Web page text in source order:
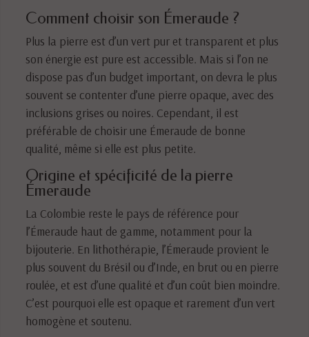
Comment choisir son Émeraude ?
Plus la pierre est d’un vert pur et transparent et plus
son énergie est pure est accessible. Mais si l’on ne
dispose pas d’un budget important, on devra le plus
souvent se contenter d’une pierre opaque, avec des
inclusions grises ou noires. Cependant, il est
préférable de choisir une Émeraude de bonne
qualité, même si elle est plus petite.
Origine et spécificité de la pierre
Émeraude
La Colombie reste le pays de référence pour
l’Émeraude haut de gamme, notamment pour la
bijouterie. En lithothérapie, l’Émeraude provient le
plus souvent du Brésil ou d’Inde, en brut ou en pierre
roulée, et est d’une qualité et d’un coût bien moindre.
C’est pourquoi elle est opaque et rarement d’un vert
homogène et soutenu.